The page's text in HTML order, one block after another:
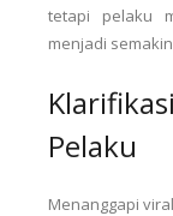
tetapi pelaku
menjadi
Pelaku
Menanggapi